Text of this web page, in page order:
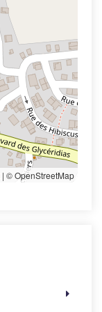
| © OpenStreetMap